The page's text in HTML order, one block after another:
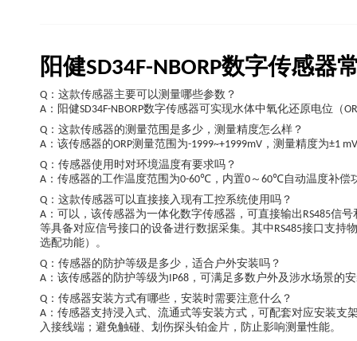
阳健SD34F-NBORP数字传感器
Q ：这款传感器主要可以测量哪些参数？
A ：阳健SD34F-NBORP数字传感器可实现水体中氧化还原电位（
Q ：这款传感器的测量范围是多少，测量精度怎么样？
A ：该传感器的ORP测量范围为-1999~+1999mV ，测量精度为±1 mV
Q ：传感器使用时对环境温度有要求吗？
A ：传感器的工作温度范围为0-60℃ ，内置0 ～ 60℃自动温度补偿
Q ：这款传感器可以直接接入现有工控系统使用吗？
A ：可以，该传感器为一体化数字传感器，可直接输出 RS485信号
等具备对应信号接口的设备进行数据采集。其中 RS485接口支持
选配功能）。
Q ：传感器的防护等级是多少，适合户外安装吗？
A ：该传感器的防护等级为IP68 ，可满足多数户外及涉水场景的
Q ：传感器安装方式有哪些，安装时需要注意什么？
A ：传感器支持浸入式、流通式等安装方式，可配套对应安装
入接线端；避免触碰、划伤探头铂金片，防止影响测量性能。